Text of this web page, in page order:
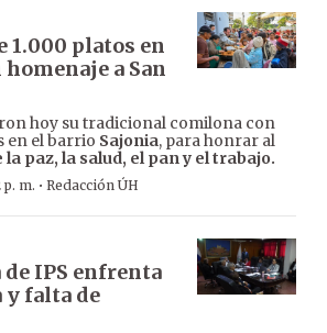
1.000 platos en
homenaje a San
hoy su tradicional comilona con
en el barrio Sajonia, para honrar al
paz, la salud, el pan y el trabajo.
m. · Redacción ÚH
IPS enfrenta
y falta de